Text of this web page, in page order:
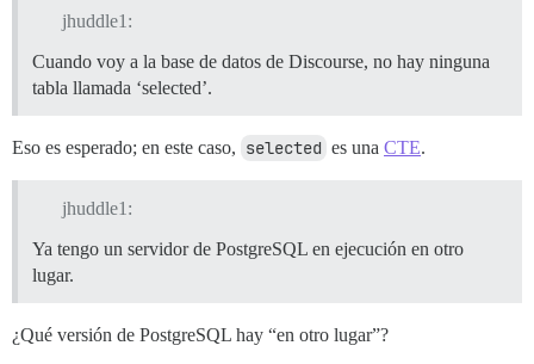
jhuddle1:
Cuando voy a la base de datos de Discourse, no hay ninguna
tabla llamada ‘selected’.
Eso es esperado; en este caso, selected es una CTE.
jhuddle1:
Ya tengo un servidor de PostgreSQL en ejecución en otro
lugar.
¿Qué versión de PostgreSQL hay “en otro lugar”?